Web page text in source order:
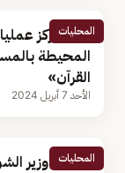
المحليات
قائد مركز
المحيطة
القرآن»
الأحد 7 أبريل 2024
المحليات
فيديو| وزير